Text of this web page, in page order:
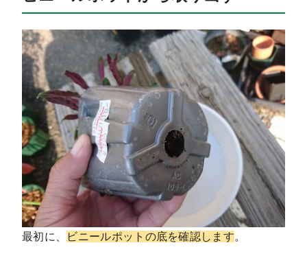
最初に、 ビニールポットの底を確認します。